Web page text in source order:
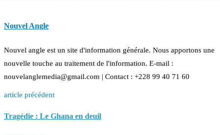
Nouvel Angle
Nouvel angle est un site d'information générale. Nous apportons une
nouvelle touche au traitement de l'information. E-mail :
nouvelanglemedia@gmail.com | Contact : +228 99 40 71 60
article précédent
Tragédie : Le Ghana en deuil